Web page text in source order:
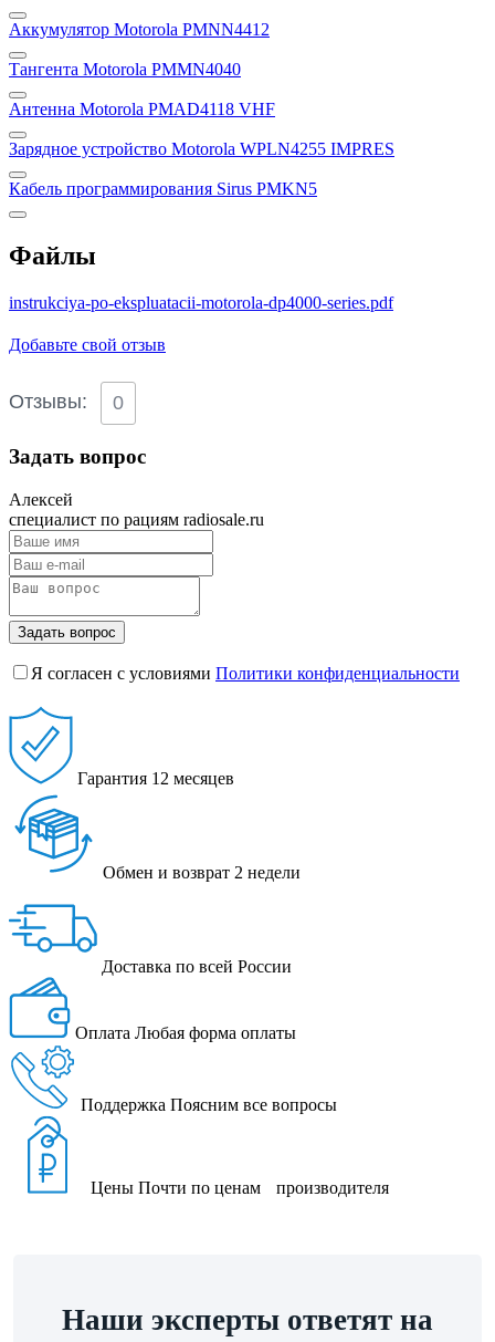
Аккумулятор Motorola PMNN4412
Тангента Motorola PMMN4040
Антенна Motorola PMAD4118 VHF
Зарядное устройство Motorola WPLN4255 IMPRES
Кабель программирования Sirus PMKN5
Файлы
instrukciya-po-ekspluatacii-motorola-dp4000-series.pdf
Добавьте свой отзыв
Отзывы: 0
Задать вопрос
Алексей
специалист по рациям radiosale.ru
Задать вопрос
Я согласен с условиями Политики конфиденциальности
Гарантия 12 месяцев
Обмен и возврат 2 недели
Доставка по всей России
Оплата Любая форма оплаты
Поддержка Поясним все вопросы
Цены Почти по ценам производителя
Наши эксперты ответят на